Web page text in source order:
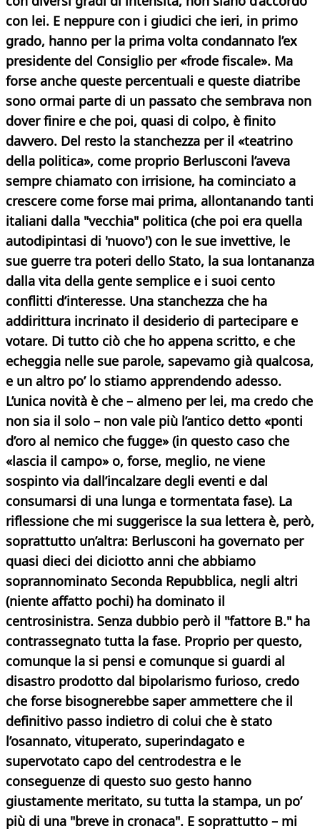
con lei. E neppure con i giudici che ieri, in primo
grado, hanno per la prima volta condannato l’ex
presidente del Consiglio per «frode fiscale». Ma
forse anche queste percentuali e queste diatribe
sono ormai parte di un passato che sembrava non
dover finire e che poi, quasi di colpo, è finito
davvero. Del resto la stanchezza per il «teatrino
della politica», come proprio Berlusconi l’aveva
sempre chiamato con irrisione, ha cominciato a
crescere come forse mai prima, allontanando tanti
italiani dalla "vecchia" politica (che poi era quella
autodipintasi di 'nuovo') con le sue invettive, le
sue guerre tra poteri dello Stato, la sua lontananza
dalla vita della gente semplice e i suoi cento
conflitti d’interesse. Una stanchezza che ha
addirittura incrinato il desiderio di partecipare e
votare. Di tutto ciò che ho appena scritto, e che
echeggia nelle sue parole, sapevamo già qualcosa,
e un altro po’ lo stiamo apprendendo adesso.
L’unica novità è che – almeno per lei, ma credo che
non sia il solo – non vale più l’antico detto «ponti
d’oro al nemico che fugge» (in questo caso che
«lascia il campo» o, forse, meglio, ne viene
sospinto via dall’incalzare degli eventi e dal
consumarsi di una lunga e tormentata fase). La
riflessione che mi suggerisce la sua lettera è, però,
soprattutto un’altra: Berlusconi ha governato per
quasi dieci dei diciotto anni che abbiamo
soprannominato Seconda Repubblica, negli altri
(niente affatto pochi) ha dominato il
centrosinistra. Senza dubbio però il "fattore B." ha
contrassegnato tutta la fase. Proprio per questo,
comunque la si pensi e comunque si guardi al
disastro prodotto dal bipolarismo furioso, credo
che forse bisognerebbe saper ammettere che il
definitivo passo indietro di colui che è stato
l’osannato, vituperato, superindagato e
supervotato capo del centrodestra e le
conseguenze di questo suo gesto hanno
giustamente meritato, su tutta la stampa, un po’
più di una "breve in cronaca". E soprattutto – mi